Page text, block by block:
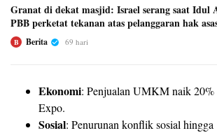
Granat di dekat masjid: Israel serang saat Idul
PBB perketat tekanan atas pelanggaran hak
B Berita 69 hari
Ekonomi: Penjualan UMKM naik 20%
Expo.
Sosial: Penurunan konflik sosial